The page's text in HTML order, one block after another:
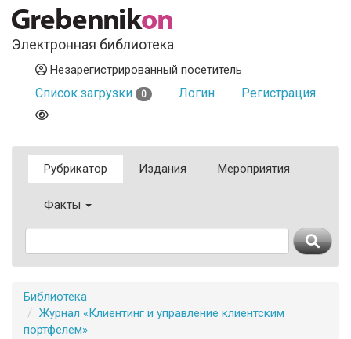
Электронная библиотека
Незарегистрированный посетитель
Список загрузки 0 Логин Регистрация
Рубрикатор Издания Мероприятия
Факты
Библиотека
Журнал «Клиентинг и управление клиентским
портфелем»